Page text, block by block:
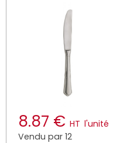
8.87 € HT l'unité
Vendu par 12